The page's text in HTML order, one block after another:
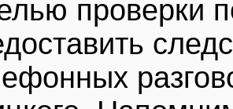
проверки